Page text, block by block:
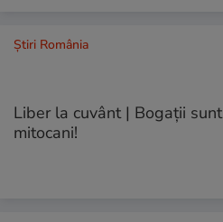
Știri România
Liber la cuvânt | Bogaţii sunt
mitocani!